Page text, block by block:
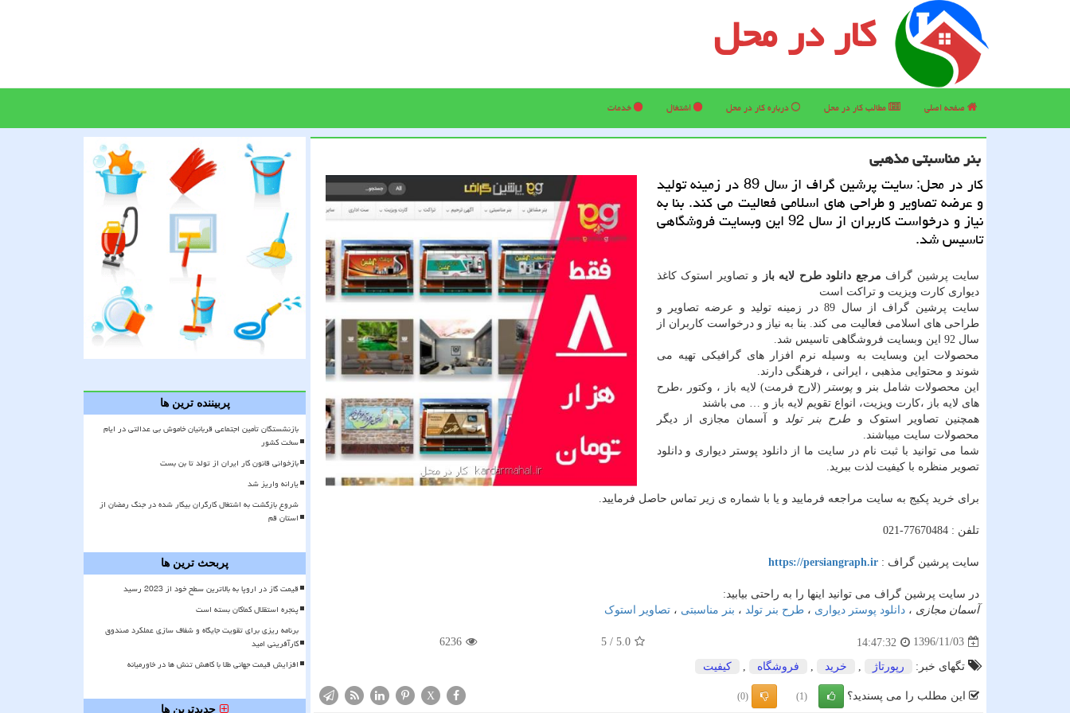
کار در محل
صفحه اصلی مطالب كار در محل درباره كار در محل اشتغال خدمات
بنر مناسبتی مذهبی
كار در محل: سایت پرشین گراف از سال 89 در زمینه تولید
و عرضه تصاویر و طراحی های اسلامی فعالیت می كند. بنا به
نیاز و درخواست كاربران از سال 92 این وبسایت فروشگاهی
تاسیس شد.
سایت پرشین گراف مرجع دانلود طرح لایه باز
و تصاویر استوک کاغذ
دیواری کارت ویزیت و تراکت است
سایت پرشین گراف از سال 89 در زمینه تولید و عرضه تصاویر و
طراحی های اسلامی فعالیت می کند. بنا به نیاز و درخواست کاربران از
سال 92 این وبسایت فروشگاهی تاسیس شد.
محصولات این وبسایت به وسیله نرم افزار های گرافیکی تهیه می
شوند و محتوایی مذهبی ، ایرانی ، فرهنگی دارند.
این محصولات شامل بنر وپوستر
(لارج فرمت) لایه باز ، وکتور ،طرح
های لایه باز ،کارت ویزیت، انواع تقویم لایه باز و … می باشند
همچنین تصاویر استوک و طرح بنر تولد و آسمان مجازی از دیگر
محصولات سایت میباشند.
شما می توانید با ثبت نام در سایت ما از دانلود پوستر دیواری و دانلود
تصویر منظره با کیفیت لذت ببرید.
برای خرید پکیج به سایت مراجعه فرمایید و یا با شماره ی زیر تماس حاصل فرمایید.
تلفن : 77670484-021
سایت پرشین گراف : https://persiangraph.ir
در سایت پرشین گراف می توانید اینها را به راحتی بیابید:
آسمان مجازی ، دانلود پوستر دیواری ، طرح بنر تولد ، بنر مناسبتی ، تصاویر استوک
1396/11/03
14:47:32
5.0
/
5
6236
تگهای خبر: رپورتاژ خرید فروشگاه كیفیت
این مطلب را می پسندید؟ (1)
(0)
X
پربیننده ترین ها
بازنشستگان تأمین اجتماعی قربانیان خاموش بی عدالتی در ایام
سخت کشور
بازخوانی قانون کار ایران از تولد تا بن بست
یارانه واریز شد
شروع بازگشت به اشتغال کارگران بیکار شده در جنگ رمضان از
استان قم
پربحث ترین ها
قیمت گاز در اروپا به بالاترین سطح خود از 2023 رسید
پنجره استقلال کماکان بسته است
برنامه ریزی برای تقویت جایگاه و شفاف سازی عملکرد صندوق
کارآفرینی امید
افزایش قیمت جهانی طلا با کاهش تنش ها در خاورمیانه
جدیدترین ها